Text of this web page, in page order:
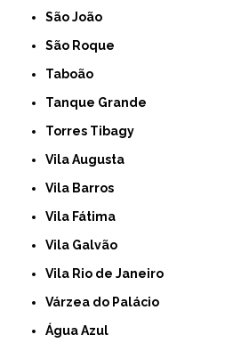
São João
São Roque
Taboão
Tanque Grande
Torres Tibagy
Vila Augusta
Vila Barros
Vila Fátima
Vila Galvão
Vila Rio de Janeiro
Várzea do Palácio
Água Azul